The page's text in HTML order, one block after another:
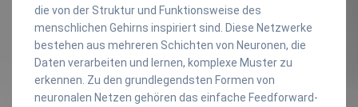
die von der Struktur und Funktionsweise des
menschlichen Gehirns inspiriert sind. Diese Netzwerke
bestehen aus mehreren Schichten von Neuronen, die
Daten verarbeiten und lernen, komplexe Muster zu
erkennen. Zu den grundlegendsten Formen von
neuronalen Netzen gehören das einfache Feedforward-